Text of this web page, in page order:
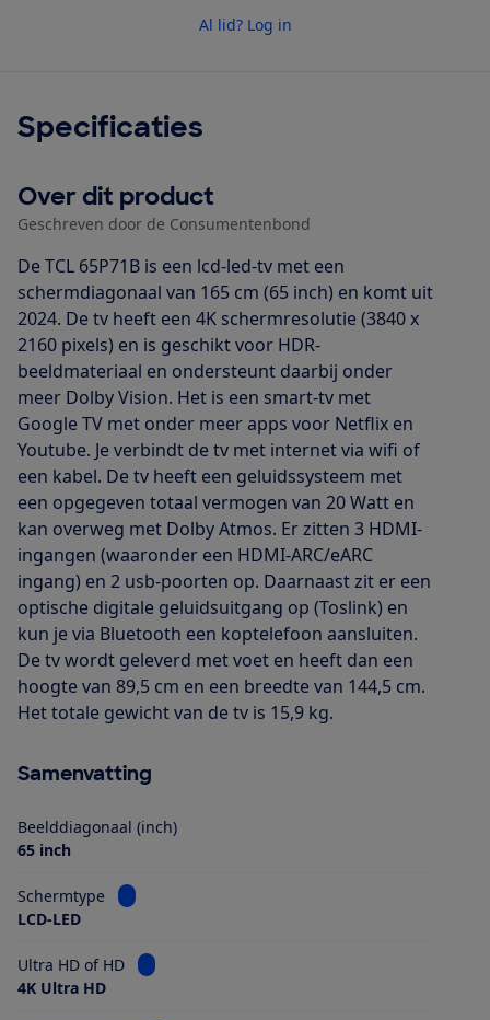
Al lid? Log in
Specificaties
Over dit product
Geschreven door de Consumentenbond
De TCL 65P71B is een lcd-led-tv met een
schermdiagonaal van 165 cm (65 inch) en komt uit
2024. De tv heeft een 4K schermresolutie (3840 x
2160 pixels) en is geschikt voor HDR-
beeldmateriaal en ondersteunt daarbij onder
meer Dolby Vision. Het is een smart-tv met
Google TV met onder meer apps voor Netflix en
Youtube. Je verbindt de tv met internet via wifi of
een kabel. De tv heeft een geluidssysteem met
een opgegeven totaal vermogen van 20 Watt en
kan overweg met Dolby Atmos. Er zitten 3 HDMI-
ingangen (waaronder een HDMI-ARC/eARC
ingang) en 2 usb-poorten op. Daarnaast zit er een
optische digitale geluidsuitgang op (Toslink) en
kun je via Bluetooth een koptelefoon aansluiten.
De tv wordt geleverd met voet en heeft dan een
hoogte van 89,5 cm en een breedte van 144,5 cm.
Het totale gewicht van de tv is 15,9 kg.
Samenvatting
Beelddiagonaal (inch)
65 inch
Schermtype
Bekijk informatie voor Schermtype
LCD-LED
Ultra HD of HD
Bekijk informatie voor Ultra HD of HD
4K Ultra HD